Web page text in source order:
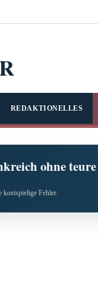
REDAKTIONELLES
ohne teure
kostspielige Fehler.